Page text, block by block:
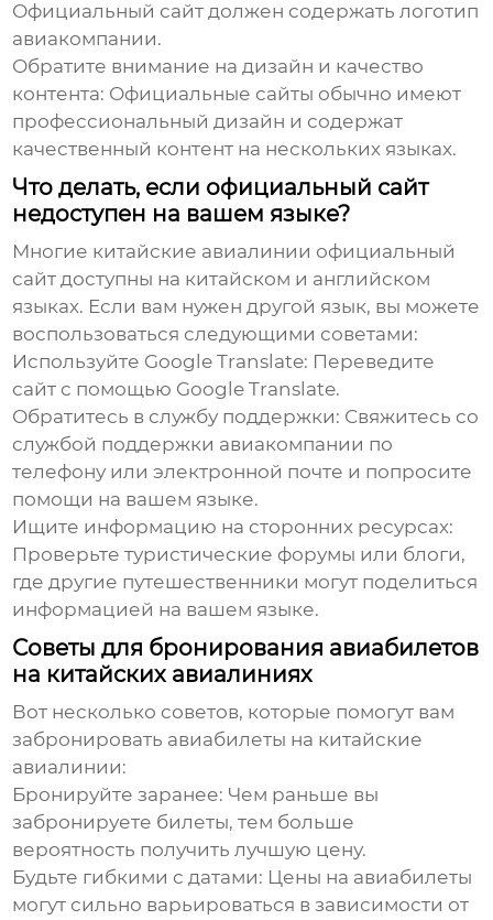
Официальный сайт должен содержать логотип
авиакомпании.
Обратите внимание на дизайн и качество
контента: Официальные сайты обычно имеют
профессиональный дизайн и содержат
качественный контент на нескольких языках.
Что делать, если официальный сайт
недоступен на вашем языке?
Многие китайские авиалинии официальный
сайт доступны на китайском и английском
языках. Если вам нужен другой язык, вы можете
воспользоваться следующими советами:
Используйте Google Translate: Переведите
сайт с помощью Google Translate.
Обратитесь в службу поддержки: Свяжитесь со
службой поддержки авиакомпании по
телефону или электронной почте и попросите
помощи на вашем языке.
Ищите информацию на сторонних ресурсах:
Проверьте туристические форумы или блоги,
где другие путешественники могут поделиться
информацией на вашем языке.
Советы для бронирования авиабилетов
на китайских авиалиниях
Вот несколько советов, которые помогут вам
забронировать авиабилеты на китайские
авиалинии:
Бронируйте заранее: Чем раньше вы
забронируете билеты, тем больше
вероятность получить лучшую цену.
Будьте гибкими с датами: Цены на авиабилеты
могут сильно варьироваться в зависимости от